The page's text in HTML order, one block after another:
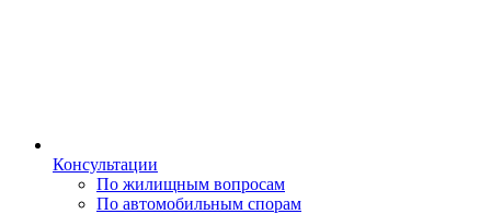
Консультации
По жилищным вопросам
По автомобильным спорам